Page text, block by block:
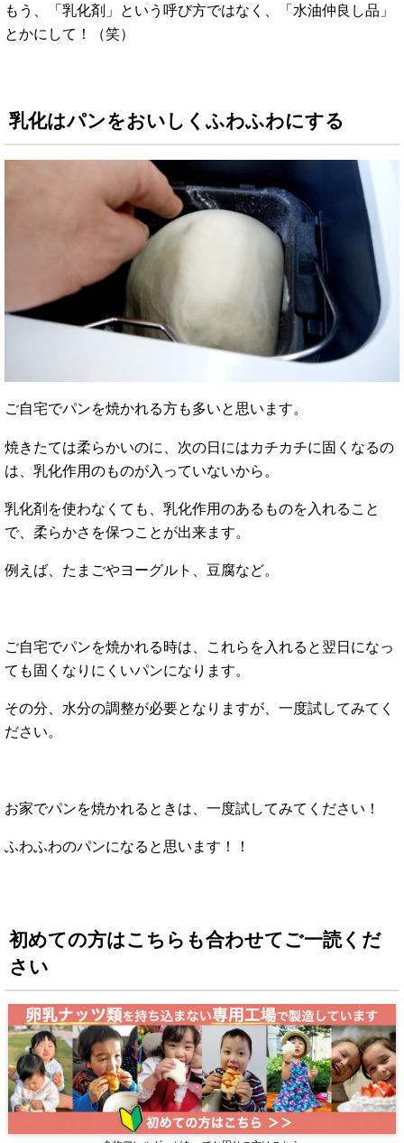
もう、「乳化剤」という呼び方ではなく、「水油仲良し品」
とかにして！（笑）
乳化はパンをおいしくふわふわにする
ご自宅でパンを焼かれる方も多いと思います。
焼きたては柔らかいのに、次の日にはカチカチに固くなるの
は、乳化作用のものが入っていないから。
乳化剤を使わなくても、乳化作用のあるものを入れること
で、柔らかさを保つことが出来ます。
例えば、たまごやヨーグルト、豆腐など。
ご自宅でパンを焼かれる時は、これらを入れると翌日になっ
ても固くなりにくいパンになります。
その分、水分の調整が必要となりますが、一度試してみてく
ださい。
お家でパンを焼かれるときは、一度試してみてください！
ふわふわのパンになると思います！！
初めての方はこちらも合わせてご一読くだ
さい